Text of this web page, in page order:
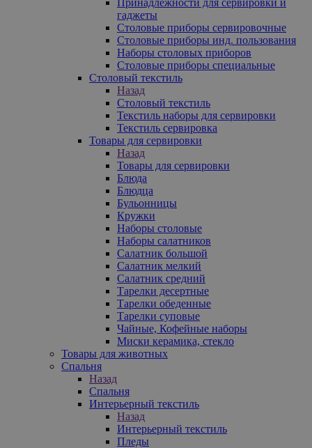
гаджеты
Столовые приборы сервировочные
Столовые приборы инд. пользования
Наборы столовых приборов
Столовые приборы специальные
Столовый текстиль
Назад
Столовый текстиль
Текстиль наборы для сервировки
Текстиль сервировка
Товары для сервировки
Назад
Товары для сервировки
Блюда
Блюдца
Бульонницы
Кружки
Наборы столовые
Наборы салатников
Салатник большой
Салатник мелкий
Салатник средний
Тарелки десертные
Тарелки обеденные
Тарелки суповые
Чайные, Кофейные наборы
Миски керамика, стекло
Товары для животных
Спальня
Назад
Спальня
Интерьерный текстиль
Назад
Интерьерный текстиль
Пледы